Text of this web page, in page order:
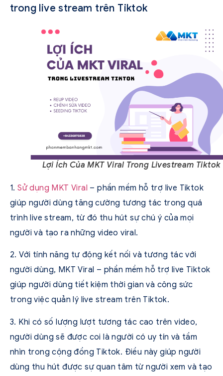
trong live stream trên Tiktok
Lợi Ích Của MKT Viral Trong Livestream Tiktok
1.Sử dụng MKT Viral – phần mềm hỗ trợ live Tiktok
giúp người dùng tăng cường tương tác trong quá
trình live stream, từ đó thu hút sự chú ý của mọi
người và tạo ra những video viral.
2. Với tính năng tự động kết nối và tương tác với
người dùng, MKT Viral – phần mềm hỗ trợ live Tiktok
giúp người dùng tiết kiệm thời gian và công sức
trong việc quản lý live stream trên Tiktok.
3. Khi có số lượng lượt tương tác cao trên video,
người dùng sẽ được coi là người có uy tín và tầm
nhìn trong cộng đồng Tiktok. Điều này giúp người
dùng thu hút được sự quan tâm từ người xem và tạo